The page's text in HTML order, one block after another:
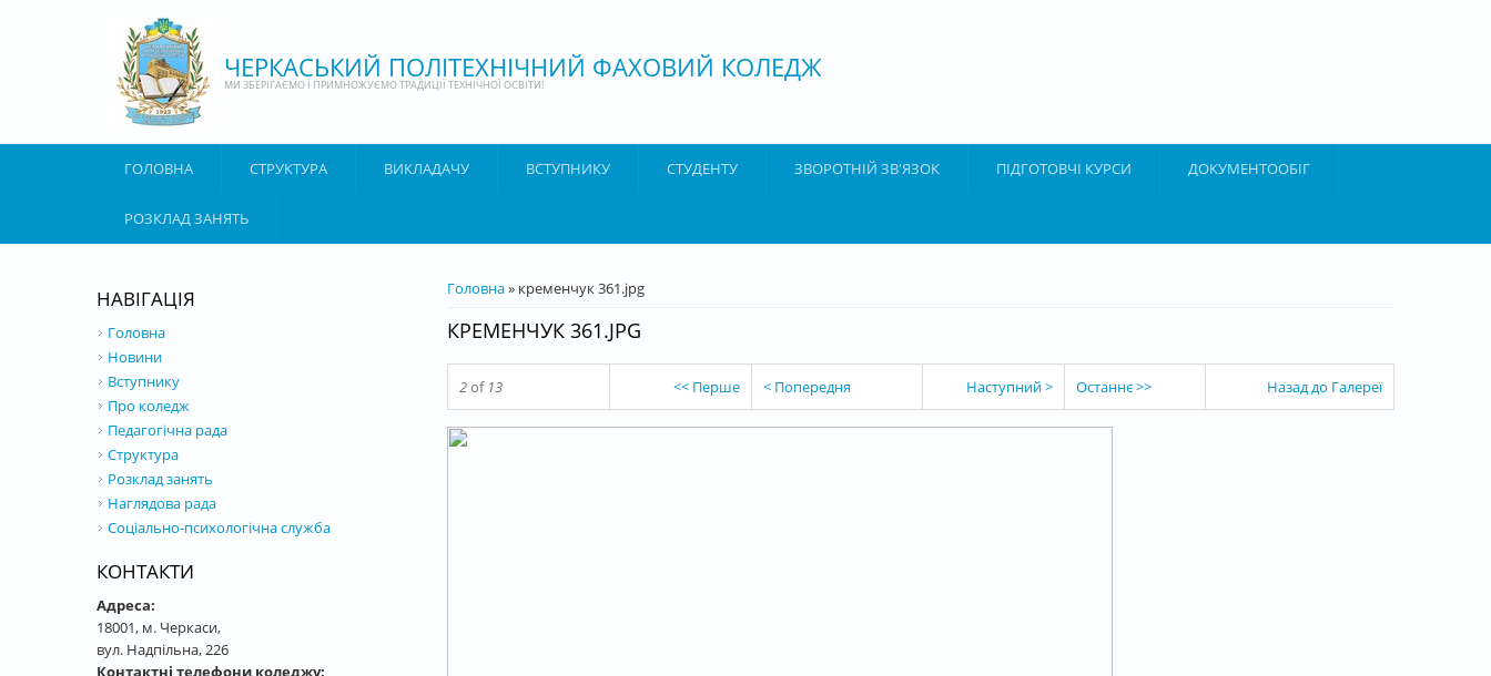
ЧЕРКАСЬКИЙ ПОЛІТЕХНІЧНИЙ ФАХОВИЙ КОЛЕДЖ
МИ ЗБЕРІГАЄМО І ПРИМНОЖУЄМО ТРАДИЦІЇ ТЕХНІЧНОЇ ОСВІТИ!
ГОЛОВНА СТРУКТУРА ВИКЛАДАЧУ ВСТУПНИКУ СТУДЕНТУ ЗВОРОТНІЙ ЗВ'ЯЗОК ПІДГОТОВЧІ КУРСИ ДОКУМЕНТООБІГ
РОЗКЛАД ЗАНЯТЬ
ВИ Є ТУТ
Головна» кременчук 361.jpg
КРЕМЕНЧУК 361.JPG
2of 13 << Перше < Попередня Наступний > Останнє >> Назад до Галереї
НАВІГАЦІЯ
Головна
Новини
Вступнику
Про коледж
Педагогічна рада
Структура
Розклад занять
Наглядова рада
Соціально-психологічна служба
КОНТАКТИ
Адреса:
18001, м. Черкаси,
вул. Надпільна, 226
Контактні телефони коледжу: